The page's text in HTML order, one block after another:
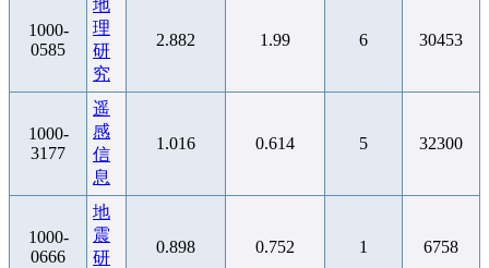
1000-
0585
地
理
研
究
2.882 1.99 6 30453
1000-
3177
遥
感
信
息
1.016 0.614 5 32300
1000-
0666
地
震
研
0.898 0.752 1 6758